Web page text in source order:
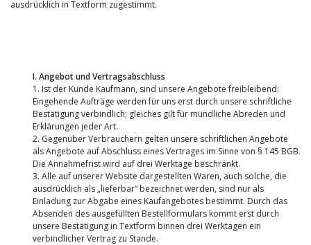
ausdrücklich in Textform zugestimmt.
I. Angebot und Vertragsabschluss
1. Ist der Kunde Kaufmann, sind unsere Angebote freibleibend:
Eingehende Aufträge werden für uns erst durch unsere schriftliche
Bestätigung verbindlich; gleiches gilt für mündliche Abreden und
Erklärungen jeder Art.
2. Gegenüber Verbrauchern gelten unsere schriftlichen Angebote
als Angebote auf Abschluss eines Vertrages im Sinne von § 145 BGB.
Die Annahmefrist wird auf drei Werktage beschränkt.
3. Alle auf unserer Website dargestellten Waren, auch solche, die
ausdrücklich als „lieferbar“ bezeichnet werden, sind nur als
Einladung zur Abgabe eines Kaufangebotes bestimmt. Durch das
Absenden des ausgefüllten Bestellformulars kommt erst durch
unsere Bestätigung in Textform binnen drei Werktagen ein
verbindlicher Vertrag zu Stande.